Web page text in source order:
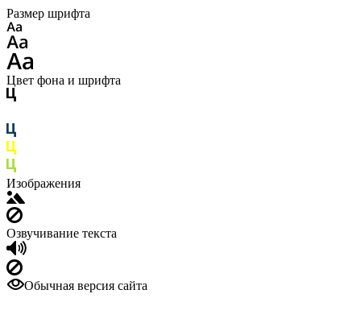
Размер шрифта
Цвет фона и шрифта
Изображения
Озвучивание текста
Обычная версия сайта